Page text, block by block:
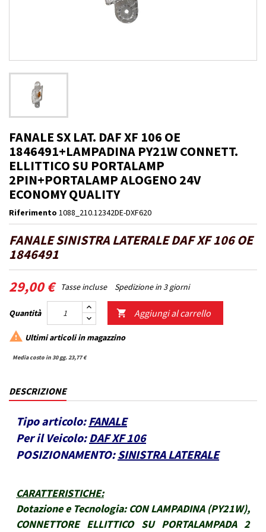
FANALE SX LAT. DAF XF 106 OE
1846491+LAMPADINA PY21W CONNETT.
ELLITTICO SU PORTALAMP
2PIN+PORTALAMP ALOGENO 24V
ECONOMY QUALITY
Riferimento 1088_210.12342DE-DXF620
FANALE SINISTRA LATERALE DAF XF 106 OE
1846491
29,00 € Tasse incluse Spedizione in 3 giorni
Quantità  Aggiungi al carrello
 Ultimi articoli in magazzino
Media costo in 30 gg. 23,77 €
DESCRIZIONE
Tipo articolo: FANALE
Per il Veicolo: DAF XF 106
POSIZIONAMENTO: SINISTRA LATERALE
CARATTERISTICHE:
Dotazione e Tecnologia: CON LAMPADINA (PY21W),
CONNETTORE ELLITTICO SU PORTALAMPADA 2